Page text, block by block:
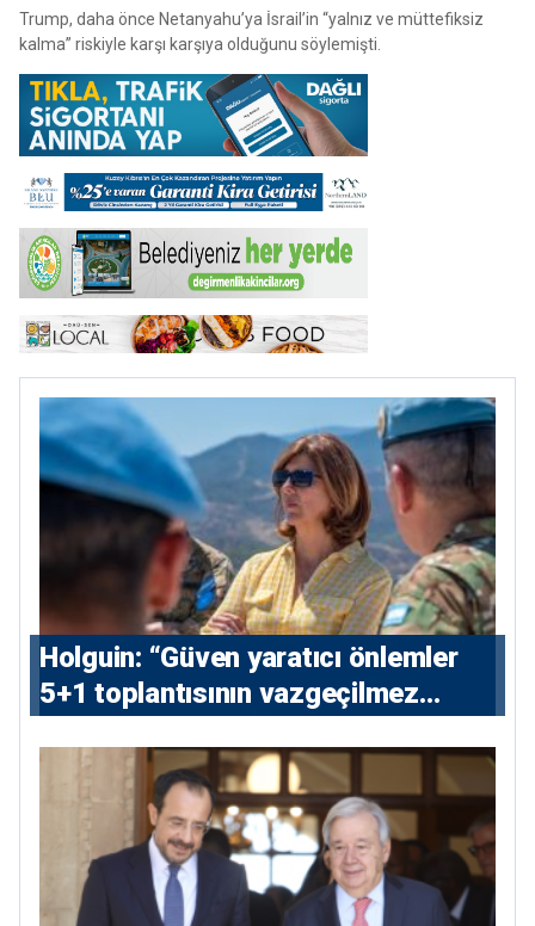
Trump, daha önce Netanyahu’ya İsrail’in “yalnız ve müttefiksiz
kalma” riskiyle karşı karşıya olduğunu söylemişti.
⁠Holguin: “Güven yaratıcı önlemler
5+1 toplantısının vazgeçilmez